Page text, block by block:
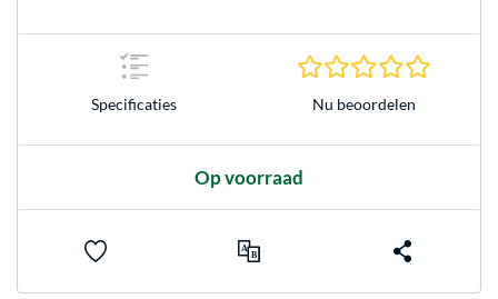
Specificaties Nu beoordelen
Op voorraad